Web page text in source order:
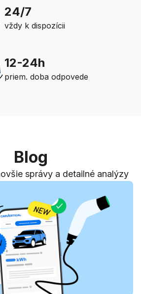
24/7
vždy k dispozícii
12-24h
priem. doba odpovede
Blog
správy a detailné analýzy